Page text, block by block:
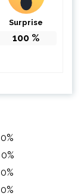
Surprise
100 %
0%
0%
0%
0%